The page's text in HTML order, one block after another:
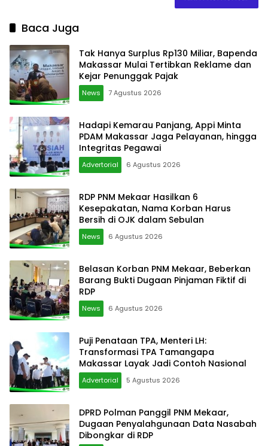
Baca Juga
Tak Hanya Surplus Rp130 Miliar, Bapenda
Makassar Mulai Tertibkan Reklame dan
Kejar Penunggak Pajak
News 7 Agustus 2026
Hadapi Kemarau Panjang, Appi Minta
PDAM Makassar Jaga Pelayanan, hingga
Integritas Pegawai
Advertorial 6 Agustus 2026
RDP PNM Mekaar Hasilkan 6
Kesepakatan, Nama Korban Harus
Bersih di OJK dalam Sebulan
News 6 Agustus 2026
Belasan Korban PNM Mekaar, Beberkan
Barang Bukti Dugaan Pinjaman Fiktif di
RDP
News 6 Agustus 2026
Puji Penataan TPA, Menteri LH:
Transformasi TPA Tamangapa
Makassar Layak Jadi Contoh Nasional
Advertorial 5 Agustus 2026
DPRD Polman Panggil PNM Mekaar,
Dugaan Penyalahgunaan Data Nasabah
Dibongkar di RDP